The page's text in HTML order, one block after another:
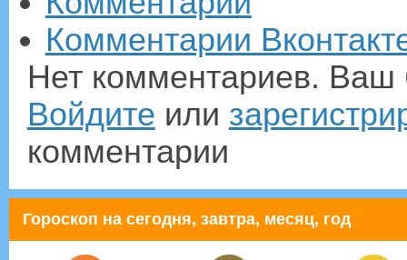
Комментарии
Нет комментариев. Ваш
Войдите или
комментарии
Гороскоп на сегодня, завтра, месяц, год